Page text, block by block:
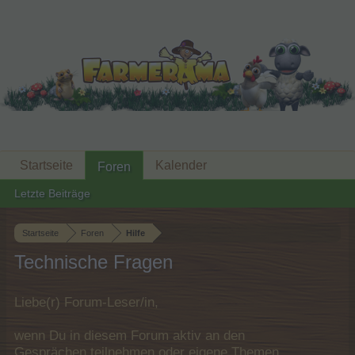
Startseite Foren Hilfe
Technische Fragen
Liebe(r) Forum-Leser/in,
wenn Du in diesem Forum aktiv an den
Startseite Foren
Letzte Beiträge
Kalender